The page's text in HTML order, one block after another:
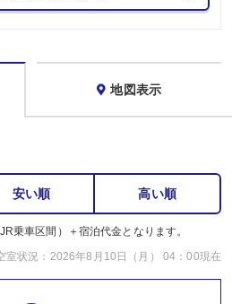
地図表示
安い順 高い順
乗車区間）＋宿泊代金となります。
室状況：2026年8月10日（月） 04：00現在